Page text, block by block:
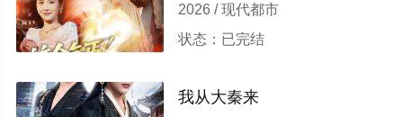
2026 / 现代都市
状态：已完结
我从大秦来